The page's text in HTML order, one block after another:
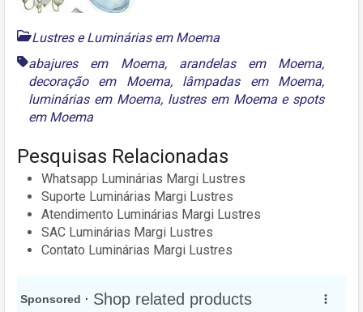
Lustres e Luminárias em Moema
abajures em Moema, arandelas em Moema,
decoração em Moema, lâmpadas em Moema,
luminárias em Moema, lustres em Moemae spots
em Moema
Pesquisas Relacionadas
Whatsapp Luminárias Margi Lustres
Suporte Luminárias Margi Lustres
Atendimento Luminárias Margi Lustres
SAC Luminárias Margi Lustres
Contato Luminárias Margi Lustres